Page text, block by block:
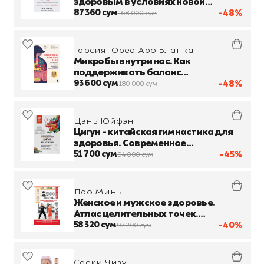
-48%
реальности
87 360 сум168 000 сум
-48%
Гарсия-Ореа Аро Бланка
Микробы внутри нас. Как
поддерживать баланс
микрофлоры кишечника для
93 600 сум180 000 сум
-45%
Цэнь Юйфэн
Цигун - китайская гимнастика для
здоровья. Современное
руководство по древней методике
51 700 сум94 000 сум
-40%
Лао Минь
Женское и мужское здоровье.
Атлас целительных точек.
Упражнения и приемы восточной
58 320 сум97 200 сум